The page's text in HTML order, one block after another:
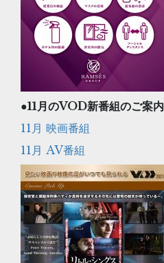
●11月のVOD新番組のご案内
11月 映画番組
11月 AV番組